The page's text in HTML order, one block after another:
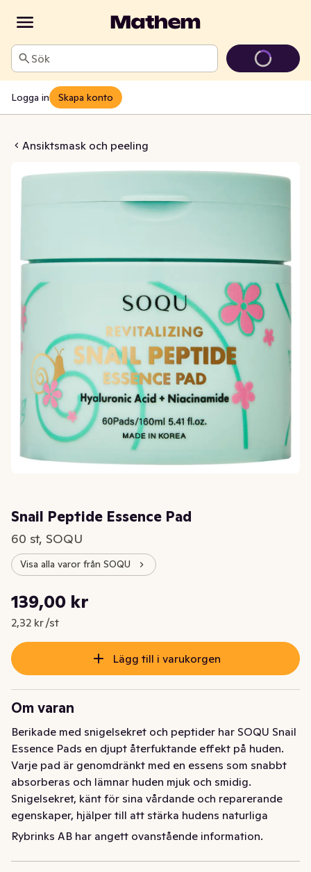
Sök
Logga in Skapa konto
Ansiktsmask och peeling
Essence Pad
Snail Peptide Essence Pad
60 st, SOQU
Visa alla varor från SOQU
Nuvarande pris är: 139,00 kr
139,00 kr
2,32 kr /st
Styckpris: 2,32 kr /st
Lägg till i varukorgen
Om varan
Berikade med snigelsekret och peptider har SOQU Snail
Essence Pads en djupt återfuktande effekt på huden.
Varje pad är genomdränkt med en essens som snabbt
absorberas och lämnar huden mjuk och smidig.
Snigelsekret, känt för sina vårdande och reparerande
egenskaper, hjälper till att stärka hudens naturliga
barriär och jämna ut hudtonen. Peptider arbetar för att
hudens elasticitet.
Rybrinks AB har angett ovanstående information.